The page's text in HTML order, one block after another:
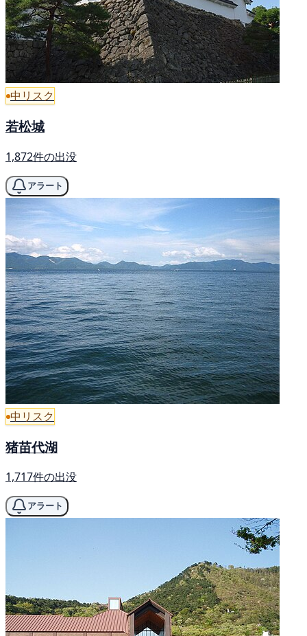
中リスク
若松城
1,872件の出没
アラート
中リスク
猪苗代湖
1,717件の出没
アラート